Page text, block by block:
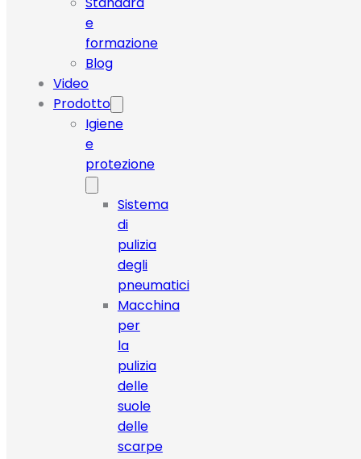
e
formazione
Blog
Video
Prodotto
Igiene
e
protezione
Sistema
di
pulizia
degli
pneumatici
Macchina
per
la
pulizia
delle
suole
delle
scarpe